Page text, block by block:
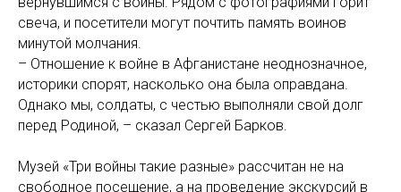
свеча, и посетители могут почтить память воинов
минутой молчания.
– Отношение к войне в Афганистане неоднозначное,
историки спорят, насколько она была оправдана.
Однако мы, солдаты, с честью выполняли свой долг
перед Родиной, – сказал Сергей Барков.
Музей «Три войны такие разные» рассчитан не на
свободное посещение, а на проведение экскурсий в